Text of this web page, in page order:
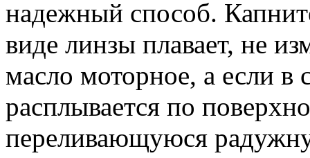
надежный способ.
виде линзы плавает, не
масло моторное, а если в
расплывается по
переливающуюся